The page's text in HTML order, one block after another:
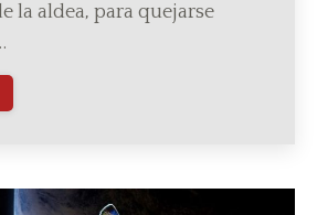
la aldea, para quejarse